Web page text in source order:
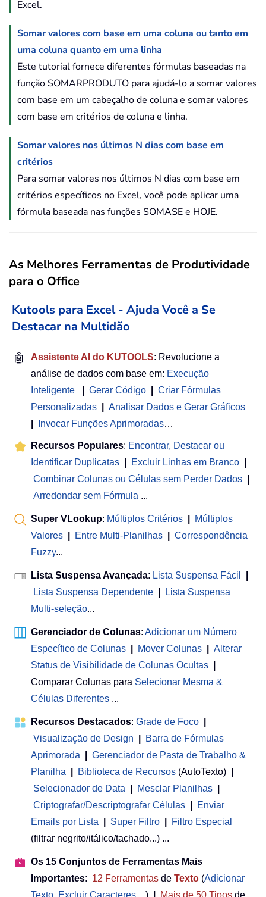
Excel.
Somar valores com base em uma coluna ou tanto em
uma coluna quanto em uma linha
Este tutorial fornece diferentes fórmulas baseadas na
função SOMARPRODUTO para ajudá-lo a somar valores
com base em um cabeçalho de coluna e somar valores
com base em critérios de coluna e linha.
Somar valores nos últimos N dias com base em
critérios
Para somar valores nos últimos N dias com base em
critérios específicos no Excel, você pode aplicar uma
fórmula baseada nas funções SOMASE e HOJE.
As Melhores Ferramentas de Produtividade
para o Office
Kutools para Excel - Ajuda Você a Se
Destacar na Multidão
🤖 Assistente AI do KUTOOLS: Revolucione a
análise de dados com base em: Execução
Inteligente
Gerar Código
Criar Fórmulas
Personalizadas
Analisar Dados e Gerar Gráficos
Invocar Funções Aprimoradas…
Recursos Populares: Encontrar, Destacar ou
Identificar Duplicatas
Excluir Linhas em Branco
Combinar Colunas ou Células sem Perder Dados
Arredondar sem Fórmula ...
Super VLookup: Múltiplos Critérios
Múltiplos
Valores
Entre Multi-Planilhas
Correspondência
Fuzzy...
Lista Suspensa Avançada: Lista Suspensa Fácil
Lista Suspensa Dependente
Lista Suspensa
Multi-seleção...
Gerenciador de Colunas: Adicionar um Número
Específico de Colunas
Mover Colunas
Alterar
Status de Visibilidade de Colunas Ocultas
Comparar Colunas para Selecionar Mesma &
Células Diferentes ...
Recursos Destacados: Grade de Foco
Visualização de Design
Barra de Fórmulas
Aprimorada
Gerenciador de Pasta de Trabalho &
Planilha
Biblioteca de Recursos (AutoTexto)
Selecionador de Data
Mesclar Planilhas
Criptografar/Descriptografar Células
Enviar
Emails por Lista
Super Filtro
Filtro Especial
(filtrar negrito/itálico/tachado...) ...
Os 15 Conjuntos de Ferramentas Mais
Importantes: 12 Ferramentas de Texto (Adicionar